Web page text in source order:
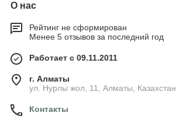
О нас
Рейтинг не сформирован
Менее 5 отзывов за последний год
Работает с 09.11.2011
г. Алматы
ул. Нурлы жол, 11, Алматы, Казахстан
Контакты